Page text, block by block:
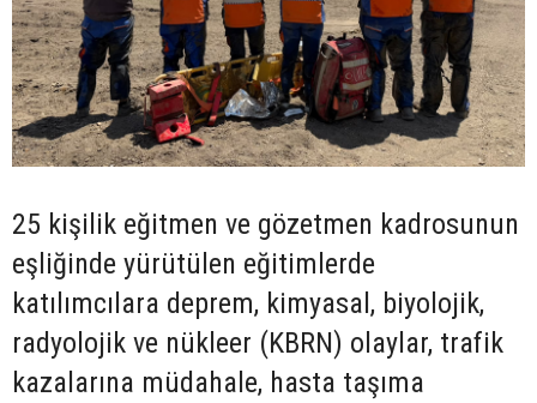
25 kişilik eğitmen ve gözetmen kadrosunun
eşliğinde yürütülen eğitimlerde
katılımcılara deprem, kimyasal, biyolojik,
radyolojik ve nükleer (KBRN) olaylar, trafik
kazalarına müdahale, hasta taşıma